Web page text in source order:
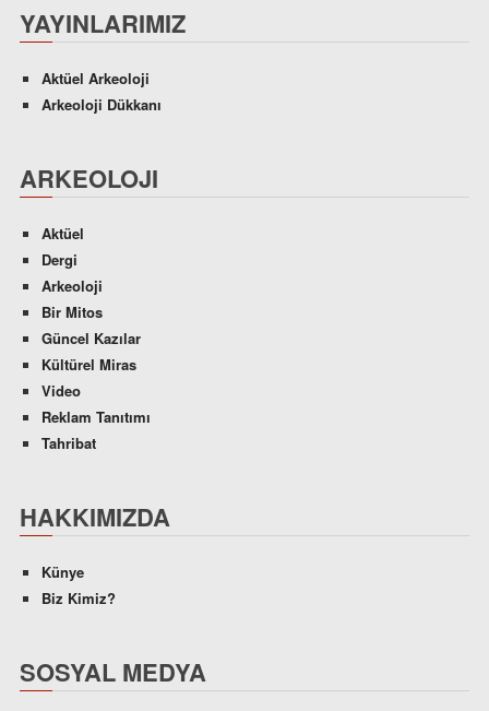
YAYINLARIMIZ
Aktüel Arkeoloji
Arkeoloji Dükkanı
ARKEOLOJI
Aktüel
Dergi
Arkeoloji
Bir Mitos
Güncel Kazılar
Kültürel Miras
Video
Reklam Tanıtımı
Tahribat
HAKKIMIZDA
Künye
Biz Kimiz?
SOSYAL MEDYA